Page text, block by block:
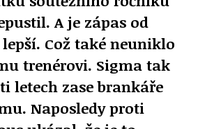
A je zápas od
Což také neuniklo
trenérovi. Sigma tak
letech zase brankáře
Naposledy proti